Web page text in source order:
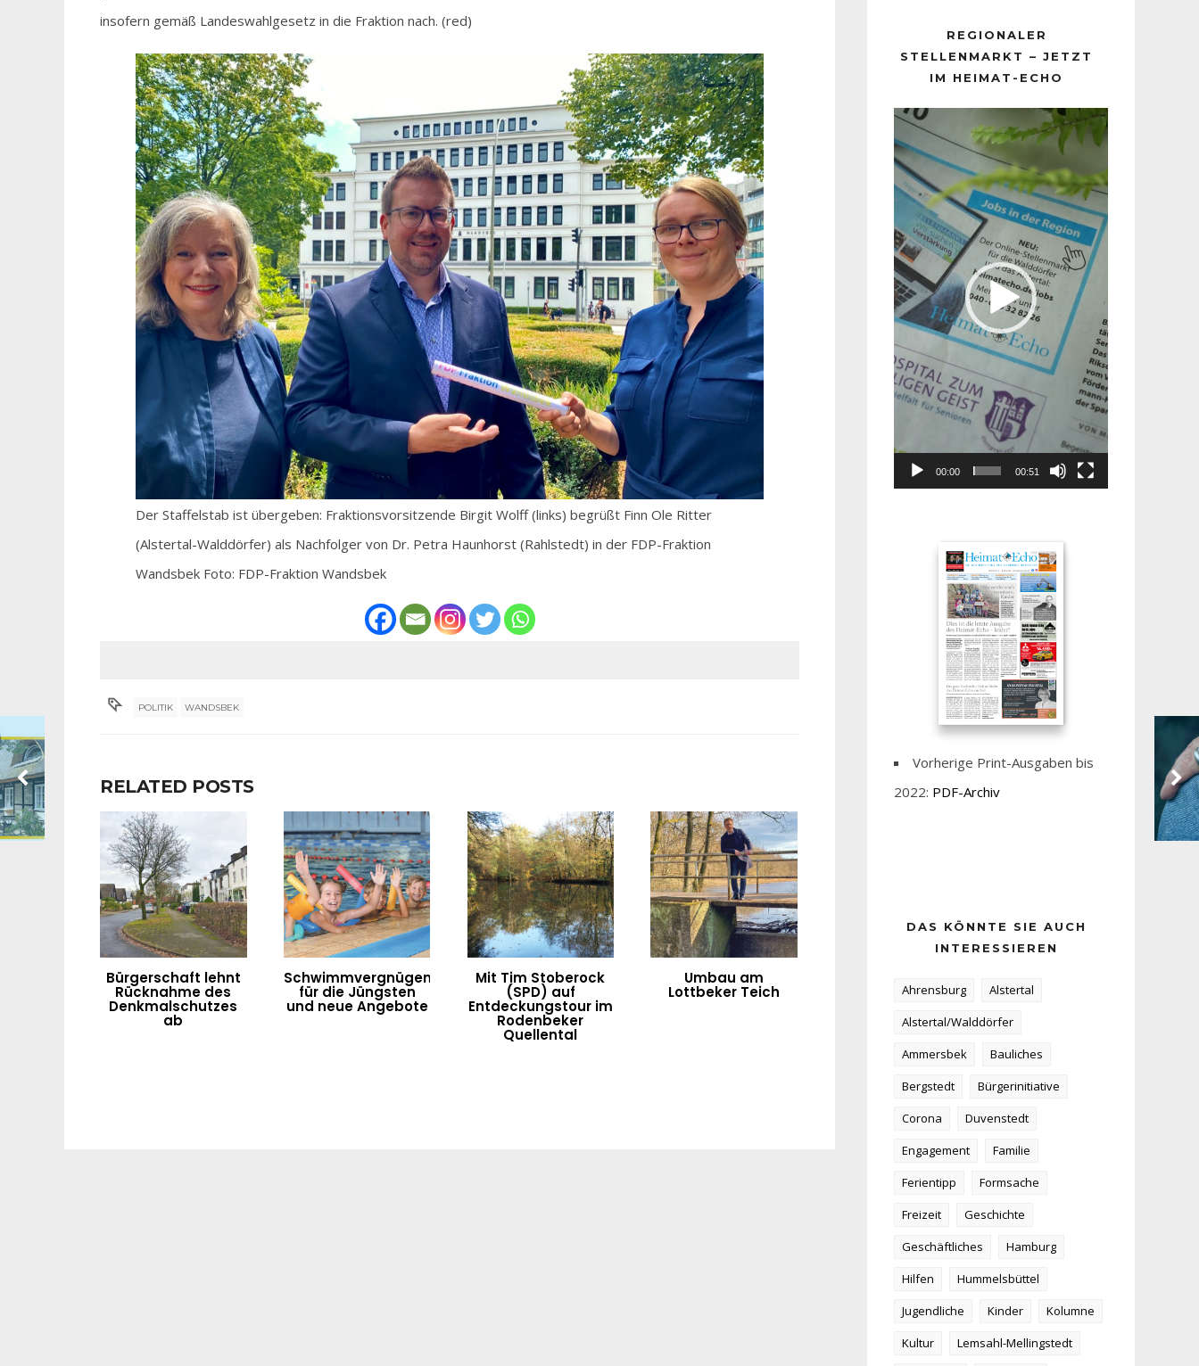
insofern gemäß Landeswahlgesetz in die Fraktion nach. (red)
Der Staffelstab ist übergeben: Fraktionsvorsitzende Birgit Wolff (links) begrüßt Finn Ole Ritter
(Alstertal-Walddörfer) als Nachfolger von Dr. Petra Haunhorst (Rahlstedt) in der FDP-Fraktion
Wandsbek Foto: FDP-Fraktion Wandsbek
POLITIK WANDSBEK
RELATED POSTS
Bürgerschaft lehnt
Rücknahme des
Denkmalschutzes
ab
Schwimmvergnügen
für die Jüngsten
und neue Angebote
Mit Tim Stoberock
(SPD) auf
Entdeckungstour im
Rodenbeker
Quellental
Umbau am
Lottbeker Teich
REGIONALER
STELLENMARKT – JETZT
IM HEIMAT-ECHO
Player
00:00 00:51
Vorherige Print-Ausgaben bis
2022: PDF-Archiv
DAS KÖNNTE SIE AUCH
INTERESSIEREN
Ahrensburg
Alstertal
Alstertal/Walddörfer
Ammersbek
Bauliches
Bergstedt
Bürgerinitiative
Corona
Duvenstedt
Engagement
Familie
Ferientipp
Formsache
Freizeit
Geschichte
Geschäftliches
Hamburg
Hilfen
Hummelsbüttel
Jugendliche
Kinder
Kolumne
Kultur
Lemsahl-Mellingstedt